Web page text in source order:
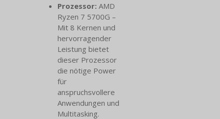
Prozessor: AMD
Ryzen 7 5700G –
Mit 8 Kernen und
hervorragender
Leistung bietet
dieser Prozessor
die nötige Power
für
anspruchsvollere
Anwendungen und
Multitasking.